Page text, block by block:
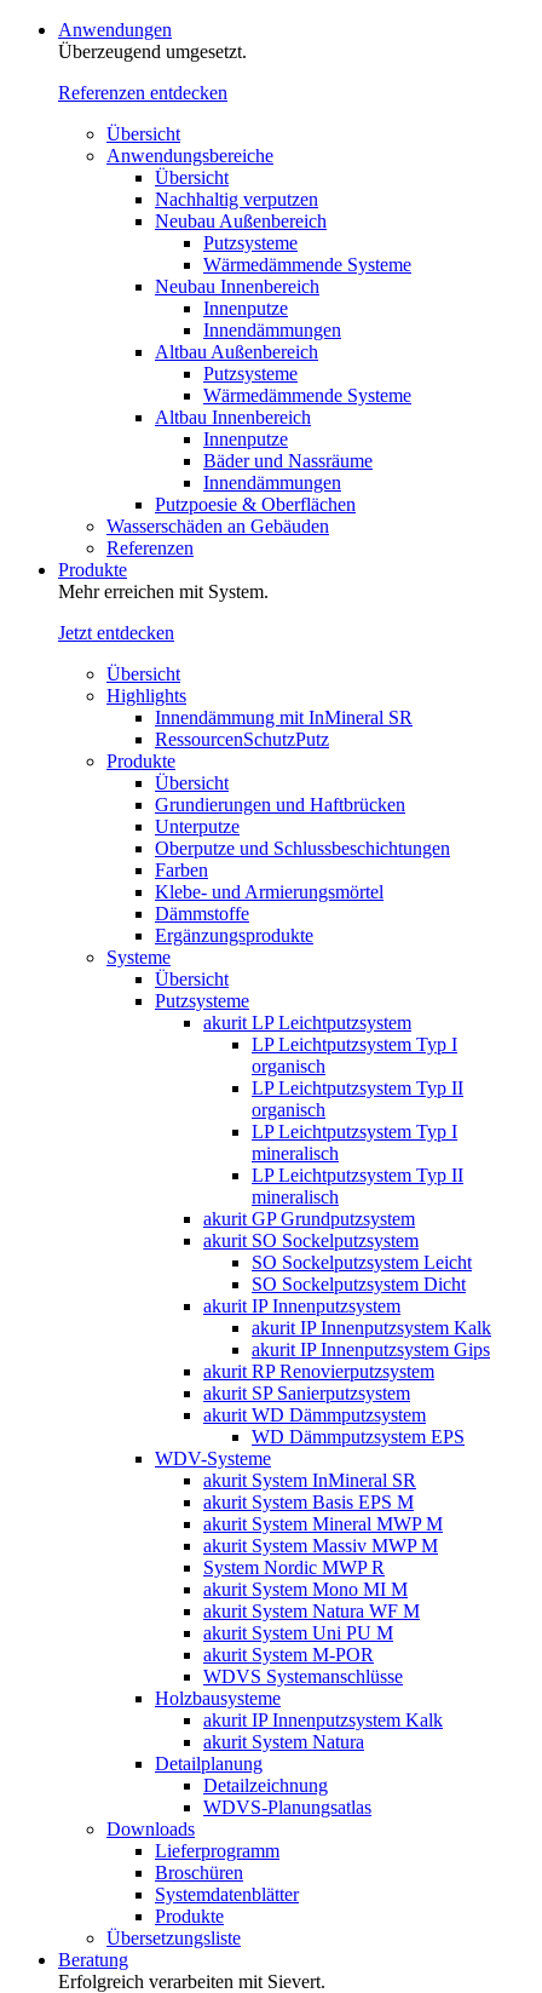
Anwendungen
Überzeugend umgesetzt.
Referenzen entdecken
Übersicht
Anwendungsbereiche
Übersicht
Nachhaltig verputzen
Neubau Außenbereich
Putzsysteme
Wärmedämmende Systeme
Neubau Innenbereich
Innenputze
Innendämmungen
Altbau Außenbereich
Putzsysteme
Wärmedämmende Systeme
Altbau Innenbereich
Innenputze
Bäder und Nassräume
Innendämmungen‍‍‍
Putzpoesie & Oberflächen
Wasserschäden an Gebäuden
Referenzen
Produkte
Mehr erreichen mit System.
Jetzt entdecken
Übersicht
Highlights
Innendämmung mit InMineral SR
RessourcenSchutzPutz
Produkte
Übersicht
Grundierungen und Haftbrücken
Unterputze
Oberputze und Schlussbeschichtungen
Farben
Klebe- und Armierungsmörtel
Dämmstoffe
Ergänzungsprodukte
Systeme
Übersicht
Putzsysteme
akurit LP Leichtputzsystem
LP Leichtputzsystem Typ I
organisch
LP Leichtputzsystem Typ II
organisch
LP Leichtputzsystem Typ I
mineralisch
LP Leichtputzsystem Typ II
mineralisch
akurit GP Grundputzsystem
akurit SO Sockelputzsystem
SO Sockelputzsystem Leicht
SO Sockelputzsystem Dicht
akurit IP Innenputzsystem
akurit IP Innenputzsystem Kalk
akurit IP Innenputzsystem Gips
akurit RP Renovierputzsystem
akurit SP Sanierputzsystem
akurit WD Dämmputzsystem
WD Dämmputzsystem EPS
WDV-Systeme
akurit System InMineral SR
akurit System Basis EPS M
akurit System Mineral MWP M
akurit System Massiv MWP M
System Nordic MWP R
akurit System Mono MI M
akurit System Natura WF M
akurit System Uni PU M
akurit System M-POR
WDVS Systemanschlüsse
Holzbausysteme
akurit IP Innenputzsystem Kalk
akurit System Natura
Detailplanung
Detailzeichnung
WDVS-Planungsatlas
Downloads
Lieferprogramm
Broschüren
Systemdatenblätter
Produkte
Übersetzungsliste
Beratung
Erfolgreich verarbeiten mit Sievert.